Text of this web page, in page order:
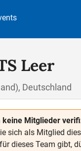
Leer
Deutschland
keine Mitglieder
sich als Mitglied
dieses Team gibt,